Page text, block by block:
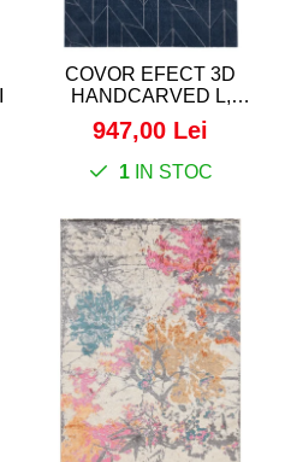
COVOR EFECT 3D
HANDCARVED L,
ALBASTRU MARIN
947,00 Lei
1IN STOC